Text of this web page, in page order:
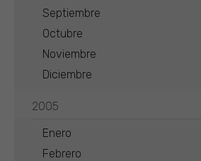
Septiembre
Octubre
Noviembre
Diciembre
2005
Enero
Febrero